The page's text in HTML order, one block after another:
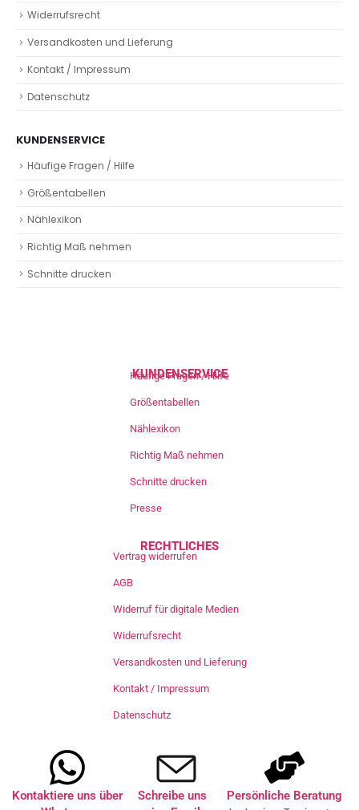
Widerrufsrecht
Versandkosten und Lieferung
Kontakt / Impressum
Datenschutz
KUNDENSERVICE
Häufige Fragen / Hilfe
Größentabellen
Nählexikon
Richtig Maß nehmen
Schnitte drucken
KUNDENSERVICE
Häufige Fragen / Hilfe
Größentabellen
Nählexikon
Richtig Maß nehmen
Schnitte drucken
Presse
RECHTLICHES
Vertrag widerrufen
AGB
Widerruf für digitale Medien
Widerrufsrecht
Versandkosten und Lieferung
Kontakt / Impressum
Datenschutz
Kontaktiere uns über
Schreibe uns
Persönliche Beratung